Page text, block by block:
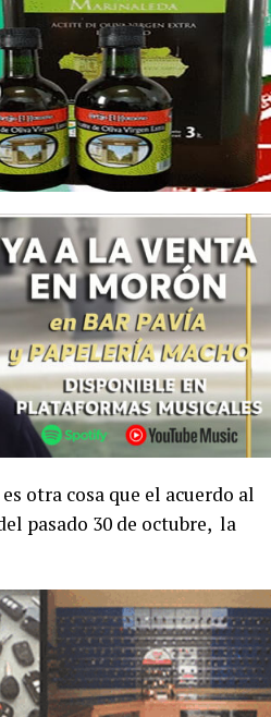
otra cosa que el acuerdo al
pasado 30 de octubre, la